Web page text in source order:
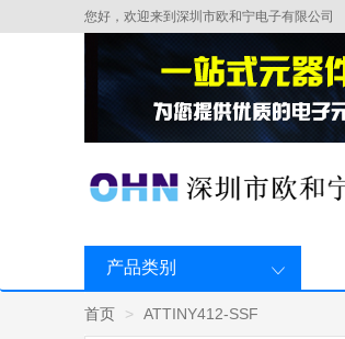
您好，欢迎来到深圳市欧和宁电子有限公司
产品类别
首页 ATTINY412-SSF